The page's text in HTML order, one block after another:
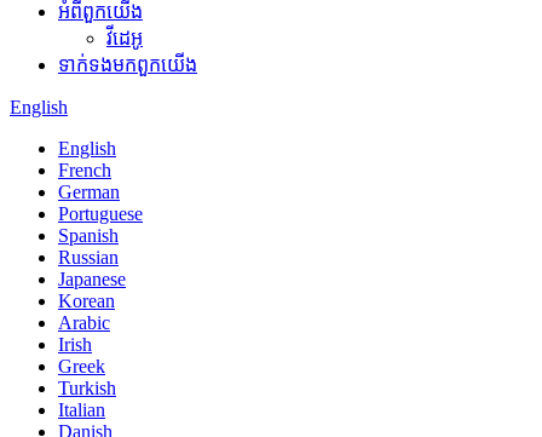
អំពី​ពួក​យើង
វីដេអូ
ទាក់ទង​មក​ពួក​យើង
English
English
French
German
Portuguese
Spanish
Russian
Japanese
Korean
Arabic
Irish
Greek
Turkish
Italian
Danish